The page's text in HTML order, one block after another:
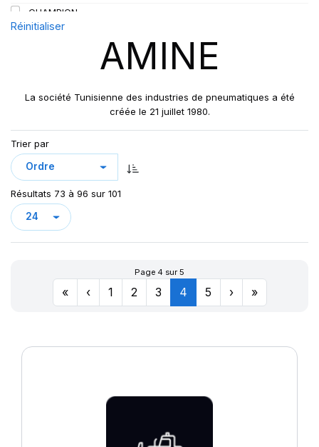
154/149
156/150
160
160/156
165
A
CHAMPION
COBRA
DV82
DV82 TL
F1
F150
LION ON/OFF
OASIS
Réinitialiser
AMINE
La société Tunisienne des industries de pneumatiques a été
créée le 21 juillet 1980.
Trier par
Résultats 73 à 96 sur 101
Page 4 sur 5
« ‹ 1 2 3 4 5 › »